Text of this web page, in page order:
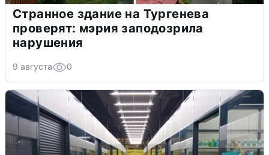
Странное здание на Тургенева
проверят: мэрия заподозрила
нарушения
9 августа 0